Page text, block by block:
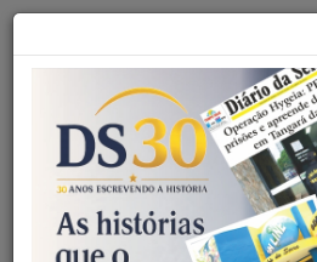
Faça sua pesquisa...